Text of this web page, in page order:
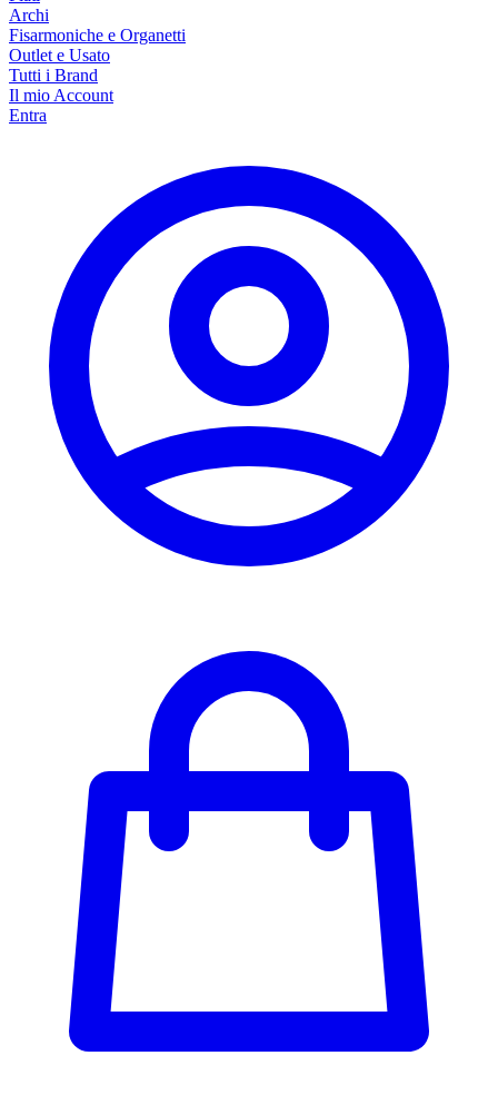
Archi
Fisarmoniche e Organetti
Outlet e Usato
Tutti i Brand
Il mio Account
Entra